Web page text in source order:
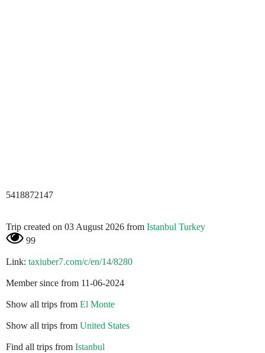
5418872147
Trip created on 03 August 2026 from Istanbul Turkey
99
Link: taxiuber7.com/c/en/14/8280
Member since from 11-06-2024
Show all trips from El Monte
Show all trips from United States
Find all trips from Istanbul